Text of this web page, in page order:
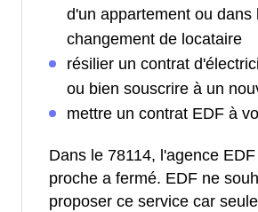
d'un appartement ou dans
changement de locataire
résilier un contrat
ou bien souscrire à un
mettre un contrat EDF à
Dans le 78114, l'agence
proche a fermé. EDF ne
proposer ce service car